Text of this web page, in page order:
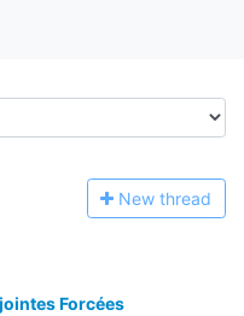
New thread
Forcées